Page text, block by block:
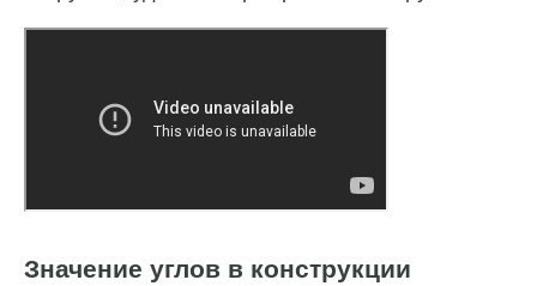
Значение углов в конструкции